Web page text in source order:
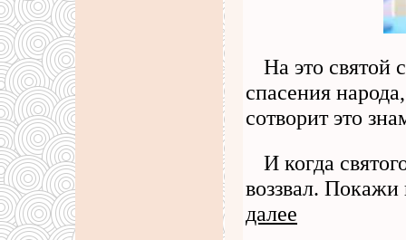
На это святой
спасения
сотворит это
И когда
воззвал.
далее